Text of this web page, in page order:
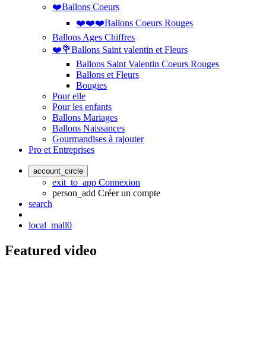
❤️Ballons Coeurs
❤️❤️❤️Ballons Coeurs Rouges
Ballons Ages Chiffres
❤️💐Ballons Saint valentin et Fleurs
Ballons Saint Valentin Coeurs Rouges
Ballons et Fleurs
Bougies
Pour elle
Pour les enfants
Ballons Mariages
Ballons Naissances
Gourmandises à rajouter
Pro et Entreprises
account_circle
exit_to_app Connexion
person_add Créer un compte
search
local_mall0
Featured video